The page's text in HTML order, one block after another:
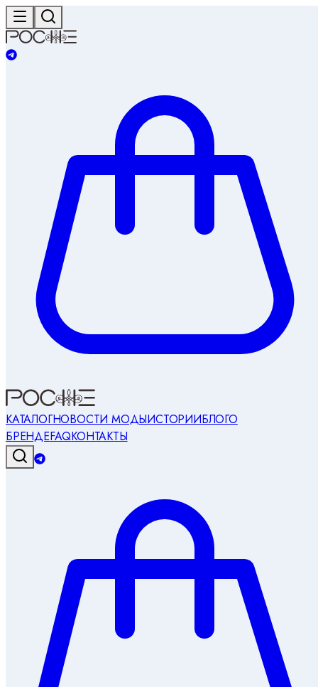
КАТАЛОГНОВОСТИ МОДЫИСТОРИИБЛОГО
БРЕНДЕFAQКОНТАКТЫ